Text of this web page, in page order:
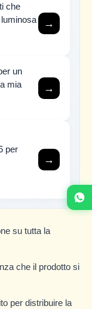
che
→
un
mia
→
per
→
su tutta la
che il prodotto si
per distribuire la